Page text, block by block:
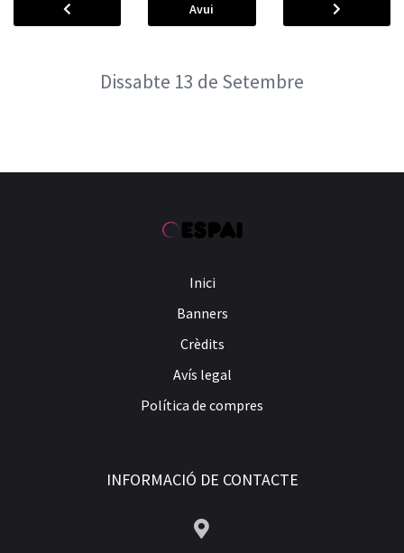
Avui
Dissabte 13 de Setembre
Inici
Banners
Crèdits
Avís legal
Política de compres
INFORMACIÓ DE CONTACTE